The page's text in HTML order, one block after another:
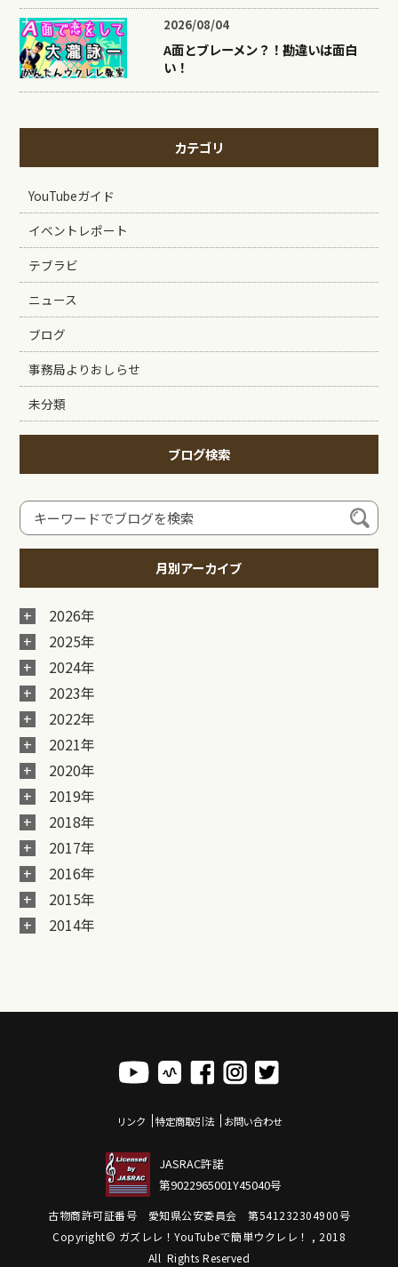
2026/08/04
A面とブレーメン？！勘違いは面白
い！
カテゴリ
YouTubeガイド
イベントレポート
テブラビ
ニュース
ブログ
事務局よりおしらせ
未分類
ブログ検索
月別アーカイブ
2026年
2025年
2024年
2023年
2022年
2021年
2020年
2019年
2018年
2017年
2016年
2015年
2014年
リンク 特定商取引法 お問い合わせ
JASRAC許諾
第9022965001Y45040号
古物商許可証番号 愛知県公安委員会 第541232304900号
Copyright© ガズレレ！YouTubeで簡単ウクレレ！ , 2018
All Rights Reserved